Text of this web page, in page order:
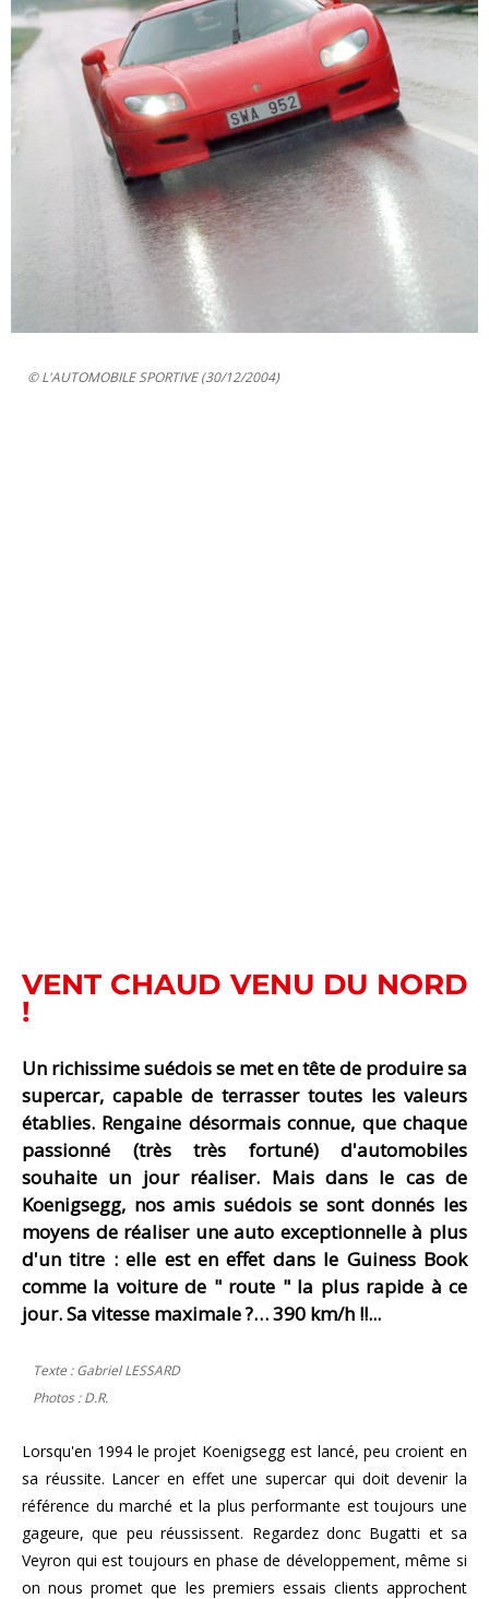
© L'AUTOMOBILE SPORTIVE (30/12/2004)
VENT CHAUD VENU DU NORD
!
Un richissime suédois se met en tête de produire sa
supercar, capable de terrasser toutes les valeurs
établies. Rengaine désormais connue, que chaque
passionné (très très fortuné) d'automobiles
souhaite un jour réaliser. Mais dans le cas de
Koenigsegg, nos amis suédois se sont donnés les
moyens de réaliser une auto exceptionnelle à plus
d'un titre : elle est en effet dans le Guiness Book
comme la voiture de " route " la plus rapide à ce
jour. Sa vitesse maximale ?… 390 km/h !!...
Texte : Gabriel LESSARD
Photos : D.R.
Lorsqu'en 1994 le projet Koenigsegg est lancé, peu croient en
sa réussite. Lancer en effet une supercar qui doit devenir la
référence du marché et la plus performante est toujours une
gageure, que peu réussissent. Regardez donc Bugatti et sa
Veyron qui est toujours en phase de développement, même si
on nous promet que les premiers essais clients approchent